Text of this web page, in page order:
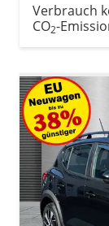
Verbrauch
CO2-